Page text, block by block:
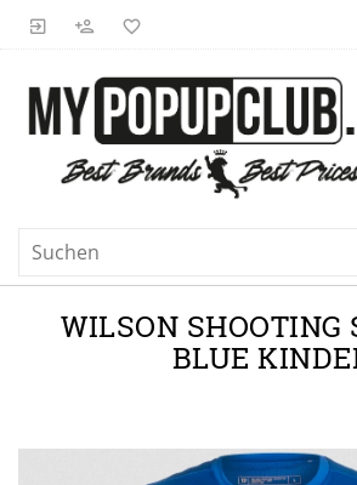
WILSON SHOOTING
BLUE